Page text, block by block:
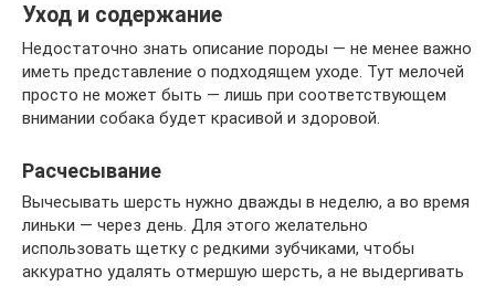
Уход и содержание
Недостаточно знать описание породы — не менее важно
иметь представление о подходящем уходе. Тут мелочей
просто не может быть — лишь при соответствующем
внимании собака будет красивой и здоровой.
Расчесывание
Вычесывать шерсть нужно дважды в неделю, а во время
линьки — через день. Для этого желательно
использовать щетку с редкими зубчиками, чтобы
аккуратно удалять отмершую шерсть, а не выдергивать